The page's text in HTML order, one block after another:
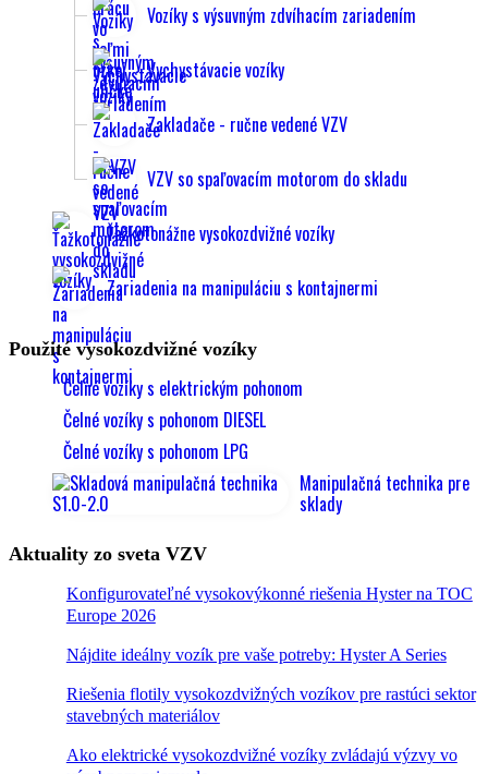
Vozíky s výsuvným zdvíhacím zariadením
Vychystávacie vozíky
Zakladače - ručne vedené VZV
VZV so spaľovacím motorom do skladu
Ťažkotonážne vysokozdvižné vozíky
Zariadenia na manipuláciu s kontajnermi
Použité vysokozdvižné vozíky
Čelné vozíky s elektrickým pohonom
Čelné vozíky s pohonom DIESEL
Čelné vozíky s pohonom LPG
Manipulačná technika pre
sklady
Aktuality zo sveta VZV
Konfigurovateľné vysokovýkonné riešenia Hyster na TOC
Europe 2026
Nájdite ideálny vozík pre vaše potreby: Hyster A Series
Riešenia flotily vysokozdvižných vozíkov pre rastúci sektor
stavebných materiálov
Ako elektrické vysokozdvižné vozíky zvládajú výzvy vo